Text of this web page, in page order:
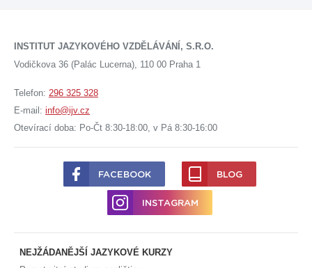
INSTITUT JAZYKOVÉHO VZDĚLÁVÁNÍ, S.R.O.
Vodičkova 36 (Palác Lucerna), 110 00 Praha 1
Telefon: 296 325 328
E-mail: info@ijv.cz
Otevírací doba: Po-Čt 8:30-18:00, v Pá 8:30-16:00
NEJŽÁDANĚJŠÍ JAZYKOVÉ KURZY
FACEBOOK BLOG
INSTAGRAM